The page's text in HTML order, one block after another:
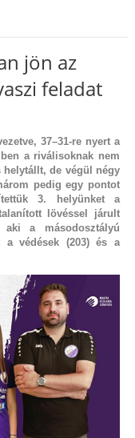
jön az
feladat
37–31-re nyert a
a riválisoknak nem
de végül négy
pedig egy pontot
3. helyünket a
lövéssel járult
a másodosztályú
a védések (203) és a